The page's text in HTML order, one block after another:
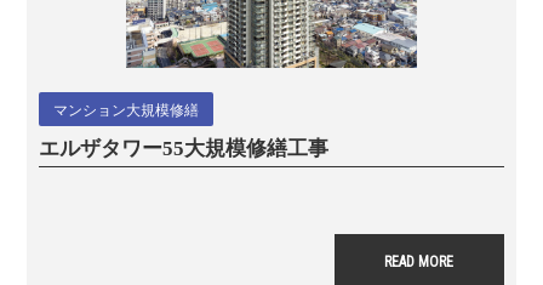
マンション大規模修繕
エルザタワー55大規模修繕工事
READ MORE